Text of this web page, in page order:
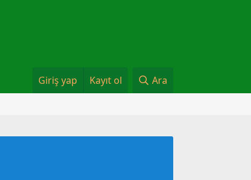
Giriş yap Kayıt ol Ara